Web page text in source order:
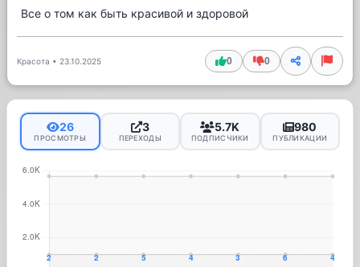
Все о том как быть красивой и здоровой
Красота • 23.10.2025 0 0
26
ПРОСМОТРЫ
3
ПЕРЕХОДЫ
5.7K
ПОДПИСЧИКИ
980
ПУБЛИКАЦИИ